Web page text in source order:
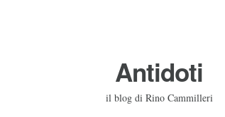
Antidoti
il blog di Rino Cammilleri